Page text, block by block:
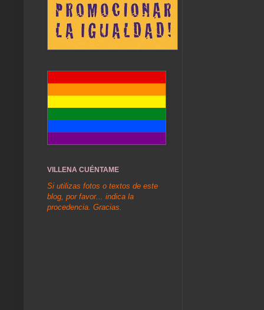
VILLENA CUÉNTAME
Si utilizas fotos o textos de este
blog, por favor... indica la
procedencia. Gracias.